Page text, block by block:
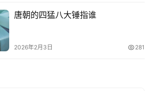
唐朝的四猛八大锤指谁
2026年2月3日 281